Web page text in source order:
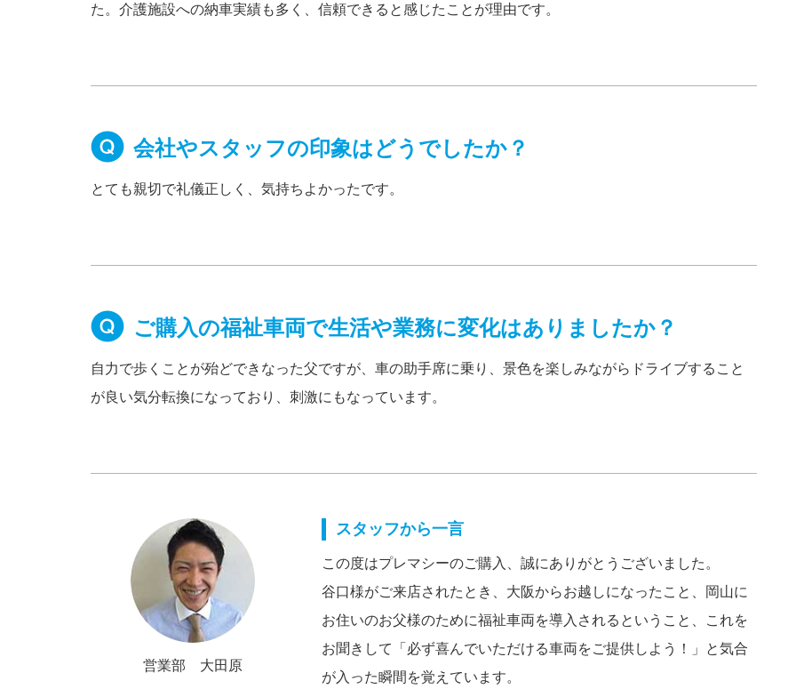
た。介護施設への納車実績も多く、信頼できると感じたことが理由です。
会社やスタッフの印象はどうでしたか？
とても親切で礼儀正しく、気持ちよかったです。
ご購入の福祉車両で生活や業務に変化はありましたか？
自力で歩くことが殆どできなった父ですが、車の助手席に乗り、景色を楽しみながらドライブすること
が良い気分転換になっており、刺激にもなっています。
営業部 大田原
スタッフから一言
この度はプレマシーのご購入、誠にありがとうございました。
谷口様がご来店されたとき、大阪からお越しになったこと、岡山に
お住いのお父様のために福祉車両を導入されるということ、これを
お聞きして「必ず喜んでいただける車両をご提供しよう！」と気合
が入った瞬間を覚えています。